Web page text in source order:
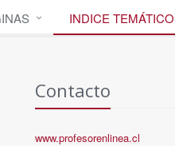
INDICE TEMÁTICO
Contacto
www.profesorenlinea.cl